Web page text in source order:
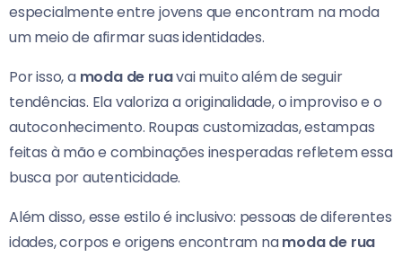
especialmente entre jovens que encontram na moda
um meio de afirmar suas identidades.
Por isso, a moda de ruavai muito além de seguir
tendências. Ela valoriza a originalidade, o improviso e o
autoconhecimento. Roupas customizadas, estampas
feitas à mão e combinações inesperadas refletem essa
busca por autenticidade.
Além disso, esse estilo é inclusivo: pessoas de diferentes
idades, corpos e origens encontram namoda de rua